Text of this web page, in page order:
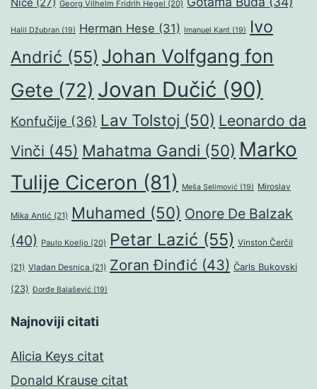
Niče (27) Georg Vilhelm Fridrih Hegel (20)
Halil Džubran (19) Herman Hese (31) Imanuel Kant (19)
Ivo
Andrić (55) Johan Volfgang fon
Gete (72) Jovan Dučić (90)
Konfučije (36) Lav Tolstoj (50) Leonardo da
Vinči (45) Mahatma Gandi (50) Marko
Tulije Ciceron (81) Meša Selimović (19) Miroslav
Mika Antić (21) Muhamed (50) Onore De Balzak
(40) Paulo Koeljo (20) Petar Lazić (55) Vinston Čerčil
(21) Vladan Desnica (21) Zoran Đinđić (43) Čarls Bukovski
(23) Đorđe Balašević (19)
Najnoviji citati
Alicia Keys citat
Donald Krause citat